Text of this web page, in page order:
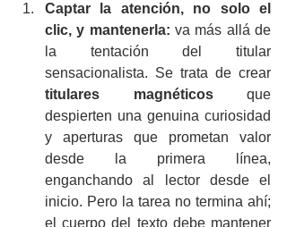
Captar la atención, no solo el
clic, y mantenerla: va más allá de
la tentación del titular
titulares magnéticos que
despierten una genuina curiosidad
y aperturas que prometan valor
desde la primera línea,
enganchando al lector desde el
inicio. Pero la tarea no termina ahí;
el cuerpo del texto debe mantener